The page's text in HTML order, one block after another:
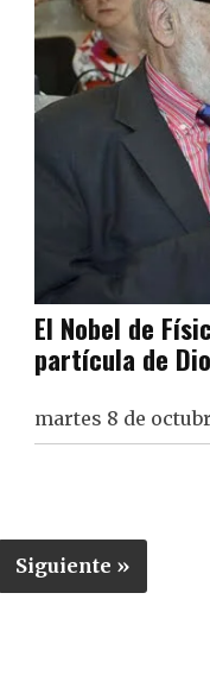
El Nobel de
partícula de
martes 8 de
Siguiente »